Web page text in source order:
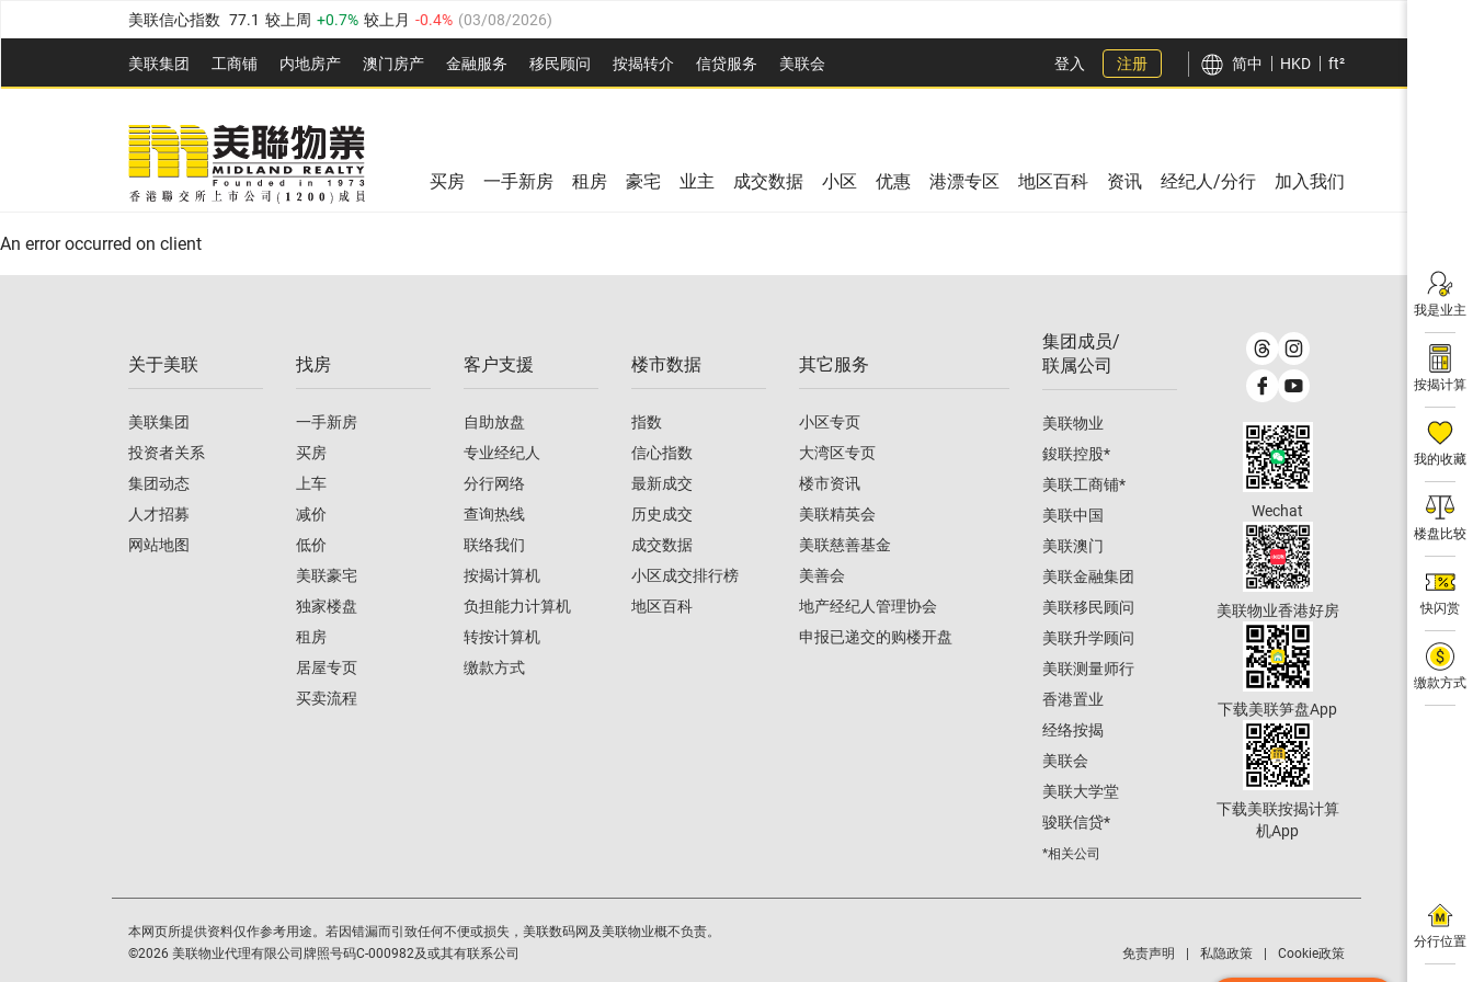
美联信心指数 77.1 较上周 0.7% 较上月 -0.4% (03/08/2026)
全港指数 149.1 较上周 0% 较上月 0.4% ( 03/08/2026
港岛指数 157.4 较上周 -0.3% 较上月 -0.8% (03/08/2026)
九龙指数 156.4 较上周 -0.1% 较上月
新界指数 134.8 较上周 0.1% 较上月 03/08/2026
美联信心指数 77.1 较上周 0.7% 较上月
美联集团 工商铺 内地房产 澳⻔房产 金融服务 移民顾问 按揭转介 信贷服务 美联会
全港指数 149.1 较上周 0% 较上月
美联信心指数 较上周 0.7% 03/08/2026
登入 注册 简中 HKD ft²
我是业主
按揭计算
我的收藏
楼盘比较
快闪赏
缴款方式
分行位置
买房 一手新房 租房 豪宅 业主 成交数据 小区 优惠 港漂专区 地区百科 资讯 经纪人/分行 加入我们
An error occurred on client
关于美联
美联集团
投资者关系
集团动态
人才招募
网站地图
找房
一手新房
买房
上车
减价
低价
美联豪宅
独家楼盘
租房
居屋专页
买卖流程
客户支援
自助放盘
专业经纪人
分行网络
查询热线
联络我们
按揭计算机
负担能力计算机
转按计算机
缴款方式
楼市数据
指数
信心指数
最新成交
历史成交
成交数据
小区成交排行榜
地区百科
其它服务
小区专页
大湾区专页
楼市资讯
美联精英会
美联慈善基金
美善会
地产经纪人管理协会
申报已递交的购楼开盘
集团成员/
联属公司
美联物业
鋑联控股*
美联工商铺*
美联中国
美联澳门
美联金融集团
美联移民顾问
美联升学顾问
美联测量师行
香港置业
经络按揭
美联会
美联大学堂
骏联信贷*
*相关公司
Wechat
美联物业香港好房
下载美联笋盘App
下载美联按揭计算
机App
本网页所提供资料仅作参考用途。若因错漏而引致任何不便或损失，美联数码网及美联物业概不负责。
©2026 美联物业代理有限公司牌照号码C-000982及或其有联系公司 免责声明 私隐政策 Cookie政策